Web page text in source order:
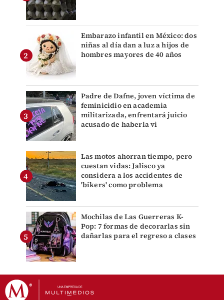
Embarazo infantil en México: dos
niñas al día dan a luz a hijos de
hombres mayores de 40 años
Padre de Dafne, joven víctima de
feminicidio en academia
militarizada, enfrentará juicio
acusado de haberla vi
Las motos ahorran tiempo, pero
cuestan vidas: Jalisco ya
considera a los accidentes de
'bikers' como problema
Mochilas de Las Guerreras K-
Pop: 7 formas de decorarlas sin
dañarlas para el regreso a clases